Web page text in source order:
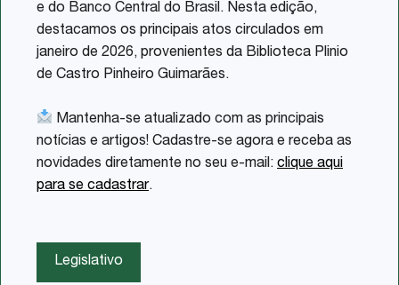
e do Banco Central do Brasil. Nesta edição,
destacamos os principais atos circulados em
janeiro de 2026, provenientes da Biblioteca Plinio
de Castro Pinheiro Guimarães.
Mantenha-se atualizado com as principais
notícias e artigos! Cadastre-se agora e receba as
novidades diretamente no seu e-mail: clique aqui
para se cadastrar.
Legislativo